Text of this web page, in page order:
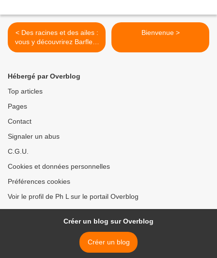
< Des racines et des ailes :
vous y découvrirez Barfleur
vu d'en haut.
Bienvenue >
Hébergé par Overblog
Top articles
Pages
Contact
Signaler un abus
C.G.U.
Cookies et données personnelles
Préférences cookies
Voir le profil de Ph L sur le portail Overblog
Créer un blog sur Overblog
Créer un blog